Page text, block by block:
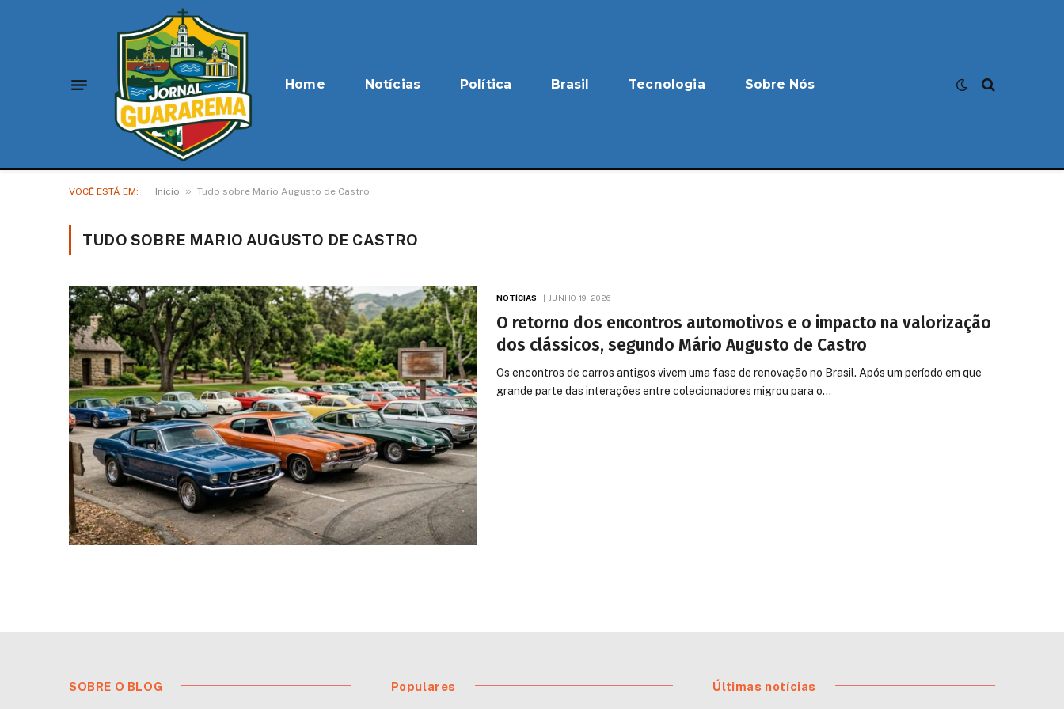
Home Notícias Política Brasil Tecnologia Sobre Nós
VOCÊ ESTÁ EM: Início » Tudo sobre Mario Augusto de Castro
TUDO SOBRE MARIO AUGUSTO DE CASTRO
NOTÍCIAS JUNHO 19, 2026
O retorno dos encontros automotivos e o impacto na valorização
dos clássicos, segundo Mário Augusto de Castro
Os encontros de carros antigos vivem uma fase de renovação no Brasil. Após um período em que
grande parte das interações entre colecionadores migrou para o…
SOBRE O BLOG Populares Últimas notícias